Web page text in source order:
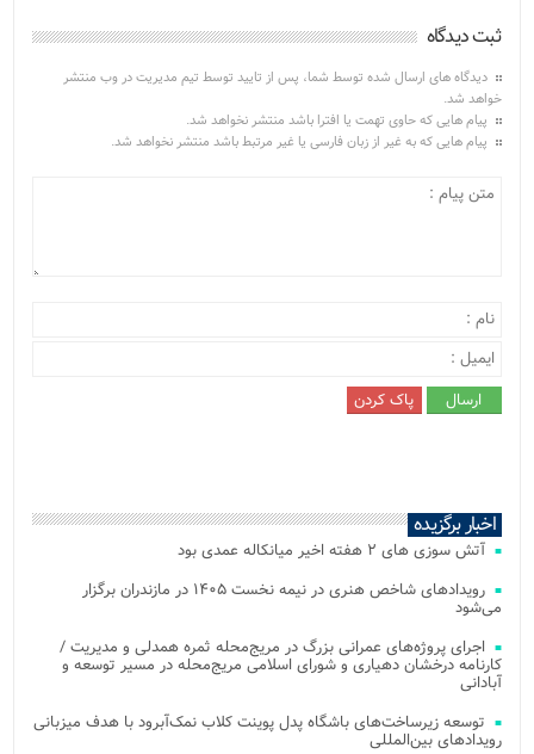
ثبت دیدگاه
دیدگاه های ارسال شده توسط شما، پس از تایید توسط تیم مدیریت در وب منتشر
خواهد شد.
پیام هایی که حاوی تهمت یا افترا باشد منتشر نخواهد شد.
پیام هایی که به غیر از زبان فارسی یا غیر مرتبط باشد منتشر نخواهد شد.
اخبار برگزیده
آتش‌ سوزی‌ های ۲ هفته اخیر میانکاله عمدی بود
رویدادهای شاخص هنری در نیمه نخست ۱۴۰۵ در مازندران برگزار
می‌شود
اجرای پروژه‌های عمرانی بزرگ در مریج‌محله ثمره همدلی و مدیریت /
کارنامه درخشان دهیاری و شورای اسلامی مریج‌محله در مسیر توسعه و
آبادانی
توسعه زیرساخت‌های باشگاه پدل پوینت کلاب نمک‌آبرود با هدف میزبانی
رویدادهای بین‌المللی